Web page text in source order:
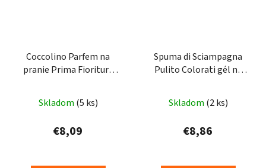
Coccolino Parfem na
pranie Prima Fioritura
Skladom (5 ks)
€8,09
Spuma di Sciampagna
Pulito Colorati gél na
Skladom (2 ks)
€8,86